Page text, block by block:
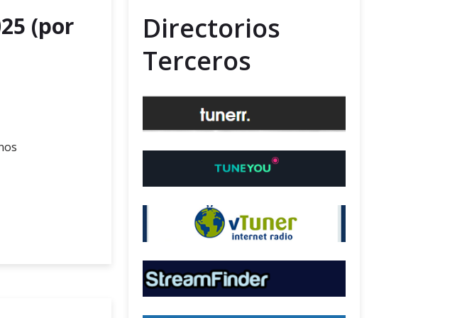
(por
Directorios
Terceros